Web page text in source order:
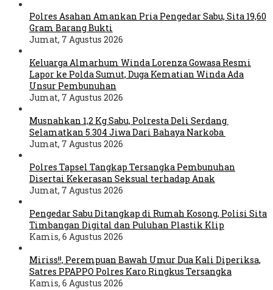
Polres Asahan Amankan Pria Pengedar Sabu, Sita 19,60
Gram Barang Bukti
Jumat, 7 Agustus 2026
Keluarga Almarhum Winda Lorenza Gowasa Resmi
Lapor ke Polda Sumut, Duga Kematian Winda Ada
Unsur Pembunuhan
Jumat, 7 Agustus 2026
Musnahkan 1,2 Kg Sabu, Polresta Deli Serdang
Selamatkan 5.304 Jiwa Dari Bahaya Narkoba
Jumat, 7 Agustus 2026
Polres Tapsel Tangkap Tersangka Pembunuhan
Disertai Kekerasan Seksual terhadap Anak
Jumat, 7 Agustus 2026
Pengedar Sabu Ditangkap di Rumah Kosong, Polisi Sita
Timbangan Digital dan Puluhan Plastik Klip
Kamis, 6 Agustus 2026
Miriss!!, Perempuan Bawah Umur Dua Kali Diperiksa,
Satres PPAPPO Polres Karo Ringkus Tersangka
Kamis, 6 Agustus 2026